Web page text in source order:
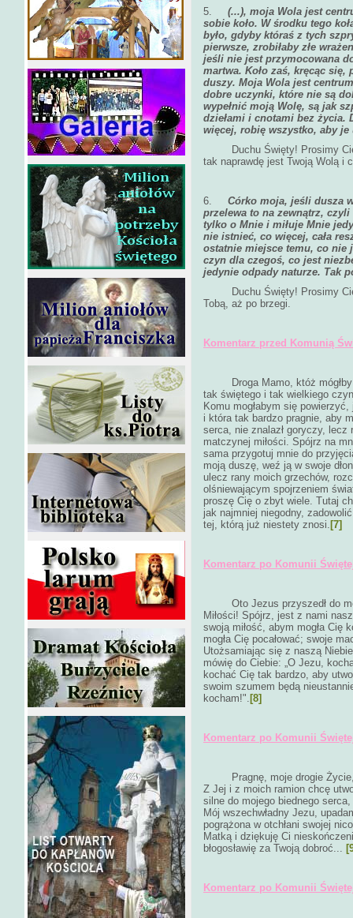
5. (...), moja Wola jest
sobie koło. W środku tego
było, gdyby któraś z tych
pierwsze, zrobiłaby złe
jeśli nie jest przymocowana
martwa. Koło zaś, kręcąc
duszy. Moja Wola jest
dobre uczynki, które nie są
wypełnić moją Wolę, są jak
dziełami i cnotami bez życia.
więcej, robię wszystko, aby
Duchu Święty! Prosimy Cię
tak naprawdę jest Twoją Wolą i
6. Córko moja, jeśli dusza
przelewa to na zewnątrz,
tylko o Mnie i miłuje Mnie
nie istnieć, co więcej, cała
ostatnie miejsce temu, co nie
czyn dla czegoś, co jest
jedynie odpady naturze. Tak
Duchu Święty! Prosimy Cię
Tobą, aż po brzegi.
Komentarz przed Komunią
Droga Mamo, któż mógłby
tak świętego i tak wielkiego
Komu mogłabym się
i która tak bardzo pragnie, aby
serca, nie znalazł goryczy,
matczynej miłości. Spójrz na
sama przygotuj mnie do
moją duszę, weź ją w swoje
ulecz rany moich grzechów,
olśniewającym spojrzeniem
proszę Cię o zbyt wiele. Tutaj
jak najmniej niegodny,
tej, którą już niestety znosi. [7]
Komentarz po Komunii
Oto Jezus przyszedł do
Miłości! Spójrz, jest z nami
swoją miłość, abym mogła Cię
mogła Cię pocałować; swoje
Utożsamiając się z naszą
mówię do Ciebie: „O Jezu,
kochać Cię tak bardzo, aby
swoim szumem będą
kocham!". [8]
Komentarz po Komunii
Pragnę, moje drogie Życie,
Z Jej i z moich ramion chcę
silne do mojego biednego
Mój wszechwładny Jezu,
pogrążona w otchłani swojej
Matką i dziękuję Ci
błogosławię za Twoją dobroć...
Komentarz po Komunii